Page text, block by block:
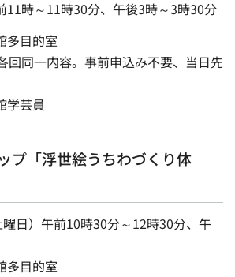
11時～11時30分、午後3時～3時30分
多目的室
回同一内容。事前申込み不要、当日先
学芸員
プ「浮世絵うちわづくり体
日）午前10時30分～12時30分、午
多目的室